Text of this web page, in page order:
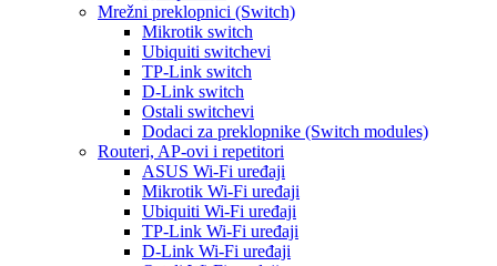
Mrežni preklopnici (Switch)
Mikrotik switch
Ubiquiti switchevi
TP-Link switch
D-Link switch
Ostali switchevi
Dodaci za preklopnike (Switch modules)
Routeri, AP-ovi i repetitori
ASUS Wi-Fi uređaji
Mikrotik Wi-Fi uređaji
Ubiquiti Wi-Fi uređaji
TP-Link Wi-Fi uređaji
D-Link Wi-Fi uređaji